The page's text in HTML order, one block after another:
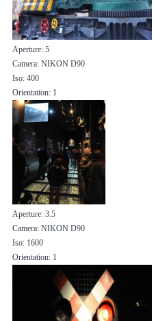
Aperture: 5
Camera: NIKON D90
Iso: 400
Orientation: 1
Aperture: 3.5
Camera: NIKON D90
Iso: 1600
Orientation: 1